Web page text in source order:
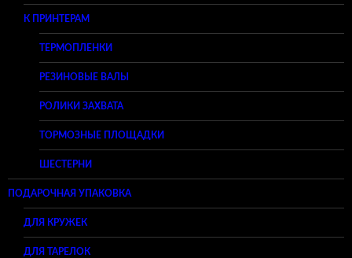
К ПРИНТЕРАМ
ТЕРМОПЛЕНКИ
РЕЗИНОВЫЕ ВАЛЫ
РОЛИКИ ЗАХВАТА
ТОРМОЗНЫЕ ПЛОЩАДКИ
ШЕСТЕРНИ
ПОДАРОЧНАЯ УПАКОВКА
ДЛЯ КРУЖЕК
ДЛЯ ТАРЕЛОК